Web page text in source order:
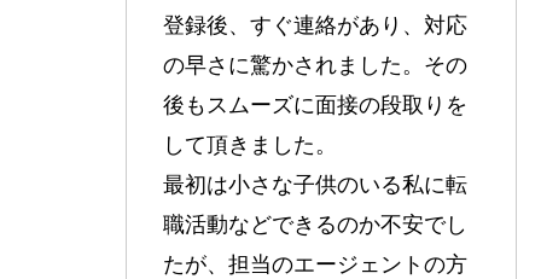
登録後、すぐ連絡があり、対応
の早さに驚かされました。その
後もスムーズに面接の段取りを
して頂きました。
最初は小さな子供のいる私に転
職活動などできるのか不安でし
たが、担当のエージェントの方